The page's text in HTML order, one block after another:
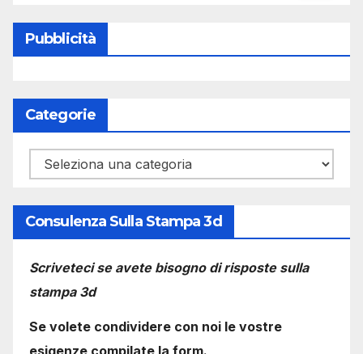
Pubblicità
Categorie
Categorie
Consulenza Sulla Stampa 3d
Scriveteci se avete bisogno di risposte sulla
stampa 3d
Se volete condividere con noi le vostre
esigenze compilate la form.